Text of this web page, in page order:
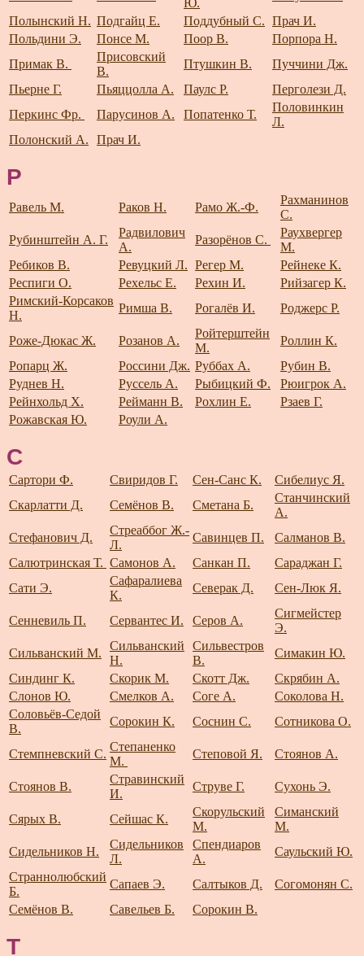
Полынский Н. Подгайц Е. Поддубный С. Прач И.
Польдини Э.
Понсе М. Поор В.
Порпора Н.
Примак В.
Присовский
В.
Птушкин В.
Пуччини Дж.
Пьерне Г.
Пьяццолла А. Паулс Р.
Перголези Д.
Перкинс Фр.
Парусинов А. Попатенко Т.
Половинкин
Л.
Полонский А.
Прач И.
Р
Равель М. Раков Н. Рамо Ж.-Ф.
Рахманинов
С.
Рубинштейн А. Г.
Радвилович
А.
Разорёнов С.
Раухвергер
М.
Ребиков В.
Ревуцкий Л. Регер М.
Рейнеке К.
Респиги О.
Рехельс Е. Рехин И.
Рийзагер К.
Римский-Корсаков
Н.
Римша В. Рогалёв И. Роджерс Р.
Роже-Дюкас Ж. Розанов А.
Ройтерштейн
М.
Роллин К.
Ропарц Ж.
Россини Дж. Руббах А.
Рубин В.
Руднев Н.
Руссель А. Рыбицкий Ф.
Рюигрок А.
Рейнхольд Х.
Рейманн В. Рохлин Е.
Рзаев Г.
Рожавская Ю.
Роули А.
С
Сартори Ф. Свиридов Г. Сен-Санс К.
Сибелиус Я.
Скарлатти Д.
Семёнов В. Сметана Б.
Станчинский
А.
Стефанович Д.
Стреаббог Ж.-
Л.
Савинцев П.
Салманов В.
Салютринская Т. Самонов А. Санкан П.
Сараджан Г.
Сати Э.
Сафаралиева
К.
Северак Д. Сен-Люк Я.
Сенневиль П. Сервантес И. Серов А.
Сигмейстер
Э.
Сильванский М.
Сильванский
Н.
Сильвестров
В.
Симакин Ю.
Синдинг К.
Скорик М. Скотт Дж.
Скрябин А.
Слонов Ю.
Смелков А. Соге А.
Соколова Н.
Соловьёв-Седой
В.
Сорокин К. Соснин С. Сотникова О.
Стемпневский С.
Степаненко
М.
Степовой Я. Стоянов А.
Стоянов В.
Стравинский
И.
Струве Г. Сухонь Э.
Сярых В. Сейшас К.
Скорульский
М.
Симанский
М.
Сидельников Н.
Сидельников
Л.
Спендиаров
А.
Саульский Ю.
Страннолюбский
Б.
Сапаев Э. Салтыков Д.
Согомонян С.
Семёнов В.
Савельев Б. Сорокин В.
Т